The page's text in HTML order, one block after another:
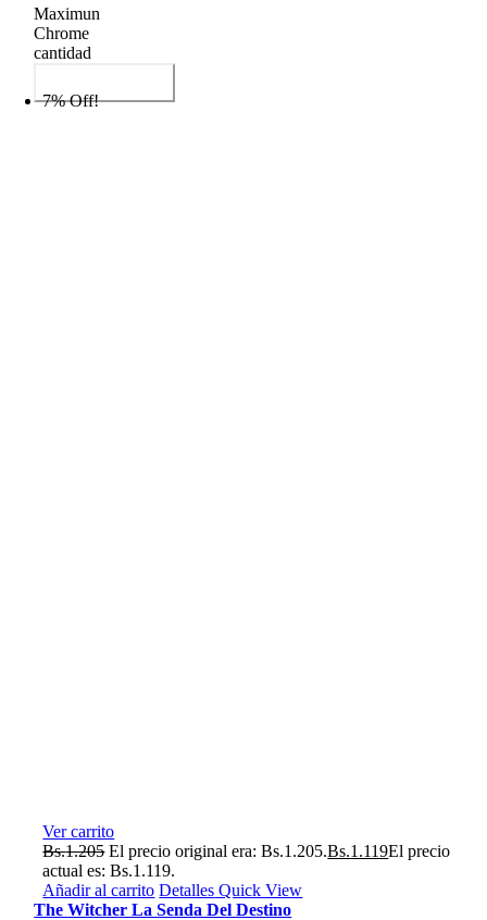
Maximun
Chrome
cantidad
7% Off!
Ver carrito
Bs.1.205 El precio original era: Bs.1.205.Bs.1.119El precio
actual es: Bs.1.119.
Añadir al carrito Detalles Quick View
The Witcher La Senda Del Destino